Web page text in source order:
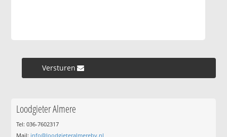
Versturen »
Loodgieter Almere
Tel: 036-7602317
Mail: info@loodgieteralmerebv.nl